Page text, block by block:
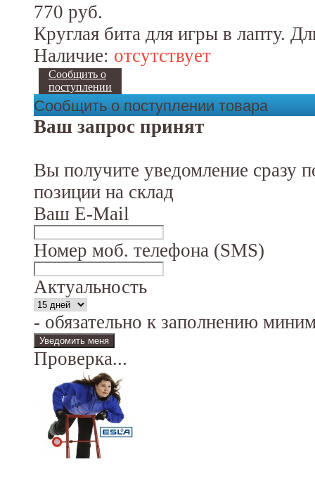
770 руб.
Круглая бита для игры в лапту.
Наличие: отсутствует
Сообщить о
поступлении
Сообщить о поступлении товара
Ваш запрос принят
Вы получите уведомление сразу
позиции на склад
Ваш E-Mail
Номер моб. телефона (SMS)
Актуальность
- обязательно к заполнению
Проверка...